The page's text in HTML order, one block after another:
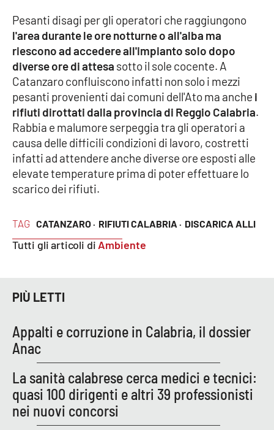
Società
Sport
RUBRICHE
Good Morning Vietnam
Parchi Marini Calabria
Imprese Di Calabria
Venti di comunicazione
STREAMING
LaC TV
LaC Network
TAG CATANZARO · RIFIUTI CALABRIA · DISCARICA ALLI
Tutti gli articoli di Ambiente
Pesanti disagi per gli operatori che raggiungono
l'area durante le ore notturne o all'alba ma
riescono ad accedere all'impianto solo dopo
diverse ore di attesa sotto il sole cocente. A
Catanzaro confluiscono infatti non solo i mezzi
pesanti provenienti dai comuni dell'Ato ma anche i
rifiuti dirottati dalla provincia di Reggio Calabria.
Rabbia e malumore serpeggia tra gli operatori a
causa delle difficili condizioni di lavoro, costretti
infatti ad attendere anche diverse ore esposti alle
elevate temperature prima di poter effettuare lo
scarico dei rifiuti.
PIÙ LETTI
Appalti e corruzione in Calabria, il dossier
Anac
La sanità calabrese cerca medici e tecnici:
quasi 100 dirigenti e altri 39 professionisti
nei nuovi concorsi